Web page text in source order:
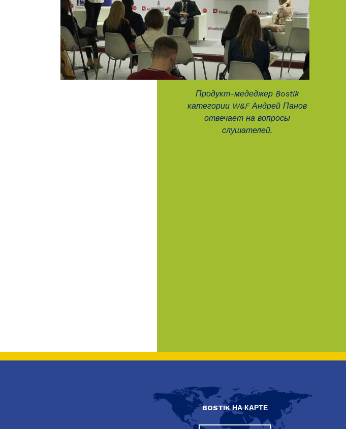
Продукт-медеджер Bostik
категории W&F Андрей Панов
отвечает на вопросы
слушателей.
BOSTIK НА КАРТЕ